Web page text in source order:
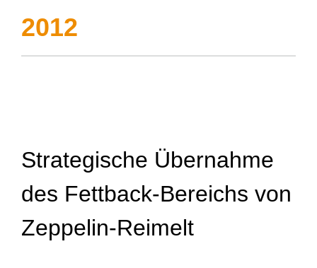
2012
Strategische Übernahme
des Fettback-Bereichs von
Zeppelin-Reimelt